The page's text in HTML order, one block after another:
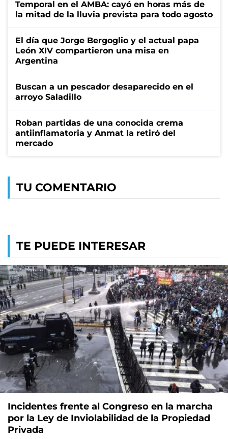
Temporal en el AMBA: cayó en horas más de
la mitad de la lluvia prevista para todo agosto
El día que Jorge Bergoglio y el actual papa
León XIV compartieron una misa en
Argentina
Buscan a un pescador desaparecido en el
arroyo Saladillo
Roban partidas de una conocida crema
antiinflamatoria y Anmat la retiró del
mercado
TU COMENTARIO
TE PUEDE INTERESAR
Incidentes frente al Congreso en la marcha
por la Ley de Inviolabilidad de la Propiedad
Privada